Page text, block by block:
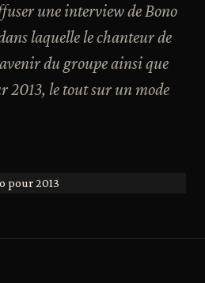
une interview de Bono
laquelle le chanteur de
du groupe ainsi que
2013, le tout sur un mode